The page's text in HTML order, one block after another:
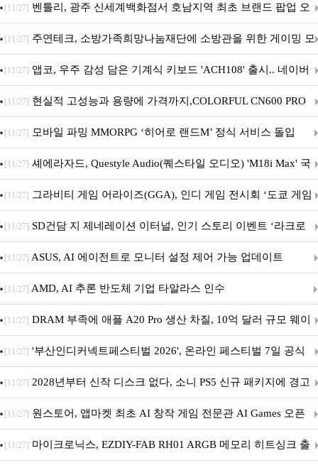
Crosshair X870E EDITION 20 국내 출시 예정
[11/27] 벤틀리, 광주 신세계백화점서 호남지역 최초 브랜드 팝업 오
픈
[11/27] 주연테크, 소방가족희망나눔재단에 소방관을 위한 게이밍 모
니터·스마트 펫 침대 기부
[11/27] 앱코, 우주 감성 담은 기계식 키보드 'ACH108' 출시.. 네이버
브랜드데이 기획전 진행
[11/27] 현실적 고성능과 용량에 가격까지,COLORFUL CN600 PRO
M.2 NVMe 디앤디컴 1TB
[11/27] 모바일 파밍 MMORPG ‘히어로 랜드M’ 정식 서비스 돌입
[11/27] 셰에라자드, Questyle Audio(퀘스타일 오디오) 'M18i Max' 국
내 정식 출시
[11/27] 그라비티 게임 어라이즈(GGA), 인디 게임 전시회 ‘도쿄 게임
던전 13’ 참가!
[11/27] SD건담 지 제네레이션 이터널, 인기 스토리 이벤트 ‘라크로
아의 용사’ 재개최 및 풍성한 기념 이벤트 실시!
[11/27] ASUS, AI 에이전트로 모니터 설정 제어 가능 업데이트
[11/27] AMD, AI 추론 반도체 기업 타알라스 인수
[11/27] DRAM 부족에 애플 A20 Pro 생산 차질, 10억 달러 규모 웨이
퍼 대기
[11/27] '부산인디커넥트페스티벌 2026', 온라인 페스티벌 7일 공식
개막... 22일간 진행
[11/27] 2028년부터 신작 디스크 없다, 소니 PS5 신규 패키지에 경고
문 추가
[11/27] 원스토어, 앱마켓 최초 AI 창작 게임 전문관 AI Games 오픈
[11/27] 마이크로닉스, EZDIY-FAB RH01 ARGB 메모리 히트싱크 출